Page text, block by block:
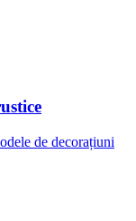
de decorațiuni